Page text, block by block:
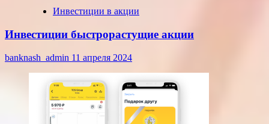
Инвестиции в акции
Инвестиции быстрорастущие акции
banknash_admin 11 апреля 2024